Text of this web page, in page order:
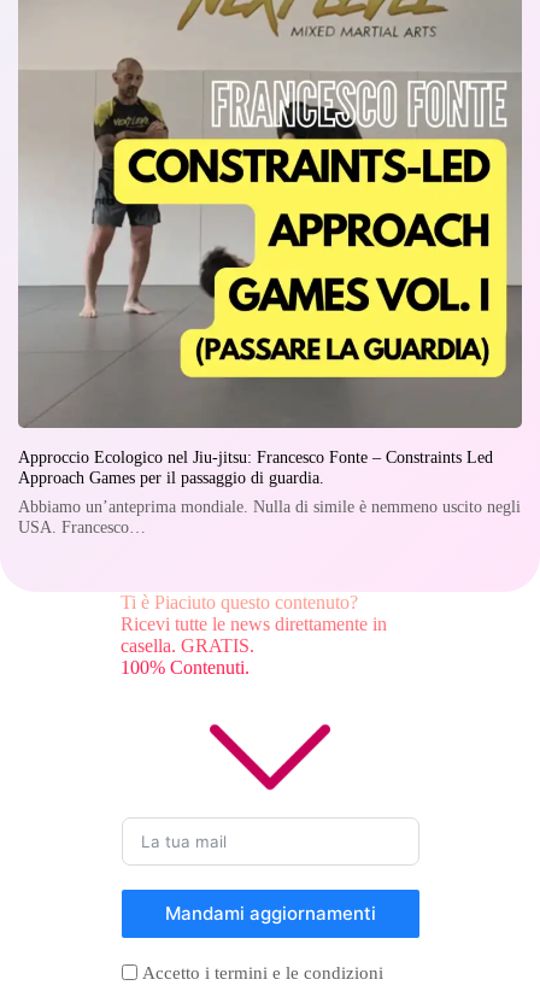
Approccio Ecologico nel Jiu-jitsu: Francesco Fonte – Constraints Led
Approach Games per il passaggio di guardia.
Abbiamo un’anteprima mondiale. Nulla di simile è nemmeno uscito negli
USA. Francesco…
Ti è Piaciuto questo contenuto?
Ricevi tutte le news direttamente in
casella. GRATIS.
100% Contenuti.
Mandami aggiornamenti
Accetto i termini e le condizioni